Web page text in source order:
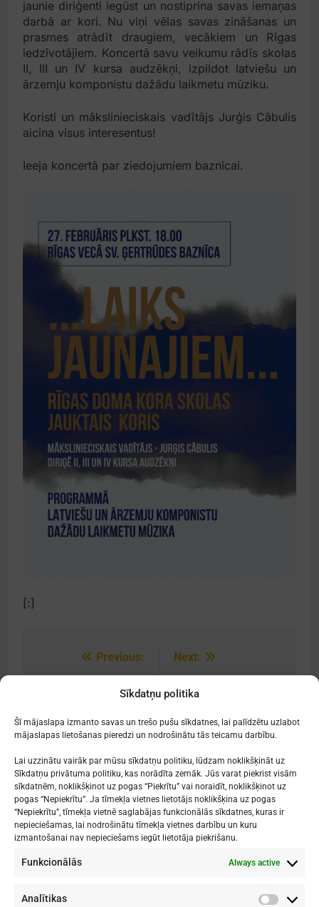
Sīkdatņu politika
Šī mājaslapa izmanto savas un trešo pušu sīkdatnes, lai palīdzētu uzlabot
mājaslapas lietošanas pieredzi un nodrošinātu tās teicamu darbību.
Lai uzzinātu vairāk par mūsu sīkdatņu politiku, lūdzam noklikšķināt uz
Sīkdatņu privātuma politiku, kas norādīta zemāk. Jūs varat piekrist visām
sīkdatnēm, noklikšķinot uz pogas “Piekrītu” vai noraidīt, noklikšķinot uz
pogas “Nepiekrītu”. Ja tīmekļa vietnes lietotājs noklikšķina uz pogas
“Nepiekrītu”, tīmekļa vietnē saglabājas funkcionālās sīkdatnes, kuras ir
nepieciešamas, lai nodrošinātu tīmekļa vietnes darbību un kuru
izmantošanai nav nepieciešams iegūt lietotāja piekrišanu.
Funkcionālās Always active
Analītikas
jaunie diriģenti iegūst un nostiprina savas iemaņas
darbā ar kori. Nu viņi vēlas savas zināšanas un
prasmes atrādīt draugiem, vecākiem un Rīgas
iedzīvotājiem. Koncertā savu veikumu rādīs skolas
II, III un IV kursa audzēkņi, izpildot latviešu un
ārzemju komponistu dažādu laikmetu mūziku.
Koristi un mākslinieciskais vadītājs Jurģis Cābulis
aicina visus interesentus!
Ieeja koncertā par ziedojumiem baznīcai.
[:]
Previous:
programmas
sadraudzības diena[:]
Next:
panākumi[:]
Mākslu izglītības kompetences centrs
"Nacionālā Mākslu vidusskola"
RĪGAS DOMA KORA SKOLA
1. - 9. klases
Rīga, LV-1010